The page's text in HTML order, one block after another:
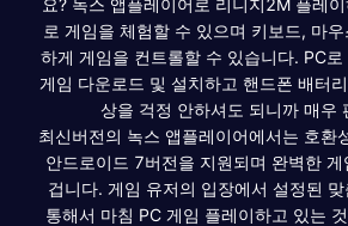
로 게임을 체험할 수 있으며 키보드, 마
하게 게임을 컨트롤할 수 있습니다. PC
게임 다운로드 및 설치하고 핸드폰 배터
상을 걱정 안하셔도 되니까 매우
최신버전의 녹스 앱플레이어에서는 호환
안드로이드 7버전을 지원되며 완벽한
겁니다. 게임 유저의 입장에서 설정된
통해서 마침 PC 게임 플레이하고 있는